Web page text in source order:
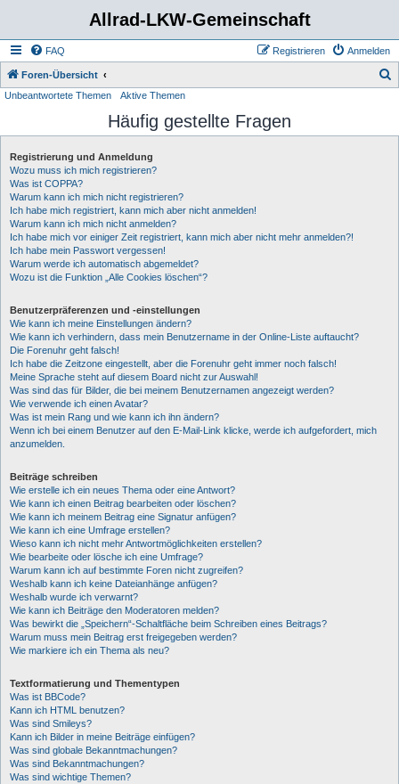
Allrad-LKW-Gemeinschaft
FAQ Anmelden
Registrieren
Foren-Übersicht
h
Unbeantwortete Themen Aktive Themen
Häufig gestellte Fragen
Registrierung und Anmeldung
Wozu muss ich mich registrieren?
Was ist COPPA?
Warum kann ich mich nicht registrieren?
Ich habe mich registriert, kann mich aber nicht anmelden!
Warum kann ich mich nicht anmelden?
Ich habe mich vor einiger Zeit registriert, kann mich aber nicht mehr anmelden?!
Ich habe mein Passwort vergessen!
Warum werde ich automatisch abgemeldet?
Wozu ist die Funktion „Alle Cookies löschen“?
Benutzerpräferenzen und -einstellungen
Wie kann ich meine Einstellungen ändern?
Wie kann ich verhindern, dass mein Benutzername in der Online-Liste auftaucht?
Die Forenuhr geht falsch!
Ich habe die Zeitzone eingestellt, aber die Forenuhr geht immer noch falsch!
Meine Sprache steht auf diesem Board nicht zur Auswahl!
Was sind das für Bilder, die bei meinem Benutzernamen angezeigt werden?
Wie verwende ich einen Avatar?
Was ist mein Rang und wie kann ich ihn ändern?
Wenn ich bei einem Benutzer auf den E-Mail-Link klicke, werde ich aufgefordert, mich
anzumelden.
Beiträge schreiben
Wie erstelle ich ein neues Thema oder eine Antwort?
Wie kann ich einen Beitrag bearbeiten oder löschen?
Wie kann ich meinem Beitrag eine Signatur anfügen?
Wie kann ich eine Umfrage erstellen?
Wieso kann ich nicht mehr Antwortmöglichkeiten erstellen?
Wie bearbeite oder lösche ich eine Umfrage?
Warum kann ich auf bestimmte Foren nicht zugreifen?
Weshalb kann ich keine Dateianhänge anfügen?
Weshalb wurde ich verwarnt?
Wie kann ich Beiträge den Moderatoren melden?
Was bewirkt die „Speichern“-Schaltfläche beim Schreiben eines Beitrags?
Warum muss mein Beitrag erst freigegeben werden?
Wie markiere ich ein Thema als neu?
Textformatierung und Thementypen
Was ist BBCode?
Kann ich HTML benutzen?
Was sind Smileys?
Kann ich Bilder in meine Beiträge einfügen?
Was sind globale Bekanntmachungen?
Was sind Bekanntmachungen?
Was sind wichtige Themen?